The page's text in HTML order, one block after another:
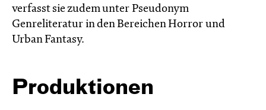
verfasst sie zudem unter Pseudonym
Genreliteratur in den Bereichen Horror und
Urban Fantasy.
Produktionen